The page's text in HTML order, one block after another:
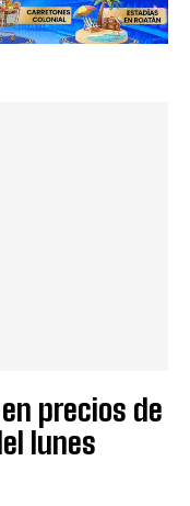
precios de
lunes